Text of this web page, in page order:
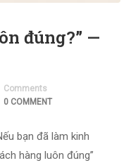
đúng?” —
Comments
0 COMMENT
bạn đã làm kinh
hàng luôn đúng”